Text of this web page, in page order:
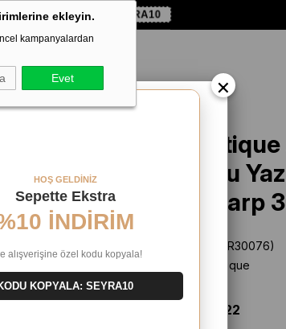
ekleyin.
kampanyalardan
Evet
ÇEKİ! KOD: SEYRA10
Eşarp 30076
La
Turuncu
İpek Eşarp
(SYR30076)
La Boutique
$ 22.22
×
HOŞ GELDİNİZ
Sepette Ekstra
İNDİRİM
alışverişine özel kodu kopyala!
KOPYALA: SEYRA10